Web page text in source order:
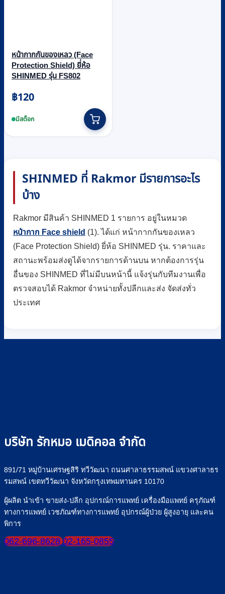
หน้ากากกันของเหลว (Face
Protection Shield) ยี่ห้อ
SHINMED รุ่น FS802
฿120
มีสต็อก
SHINMED ที่ Rakmor มีรายการอะไร
บ้าง
Rakmor มีสินค้า SHINMED 1 รายการ อยู่ในหมวด
หน้ากาก Face shield (1). ได้แก่ หน้ากากกันของเหลว
(Face Protection Shield) ยี่ห้อ SHINMED รุ่น. ราคาและ
สถานะพร้อมส่งดูได้จากรายการด้านบน หากต้องการรุ่น
อื่นของ SHINMED ที่ไม่มีบนหน้านี้ แจ้งรุ่นกับทีมงานเพื่อ
ตรวจสอบได้ Rakmor จำหน่ายทั้งปลีกและส่ง จัดส่งทั่ว
ประเทศ
บริษัท รักหมอ เมดิคอล จำกัด
891/71 หมู่บ้านเศรษฐสิริ ทวีวัฒนา ถนนศาลาธรรมสพน์ แขวงศาลาธร
รมสพน์ เขตทวีวัฒนา จังหวัดกรุงเทพมหานคร 10170
ผู้ผลิต นำเข้า ขายส่ง-ปลีก อุปกรณ์การแพทย์ เครื่องมือแพทย์ ครุภัณฑ์
ทางการแพทย์ เวชภัณฑ์ทางการแพทย์ อุปกรณ์ผู้ป่วย ผู้สูงอายุ และคน
พิการ
062-696-8628 02-165-0855